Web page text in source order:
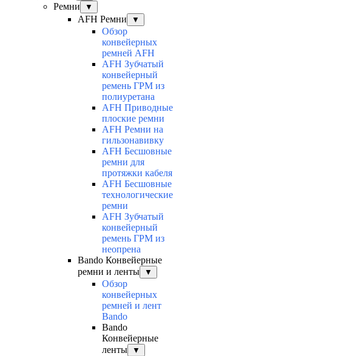
Ремни ▼
AFH Ремни ▼
Обзор
конвейерных
ремней AFH
AFH Зубчатый
конвейерный
ремень ГРМ из
полиуретана
AFH Приводные
плоские ремни
AFH Ремни на
гильзонавивку
AFH Бесшовные
ремни для
протяжки кабеля
AFH Бесшовные
технологические
ремни
AFH Зубчатый
конвейерный
ремень ГРМ из
неопрена
Bando Конвейерные
ремни и ленты
▼
Обзор
конвейерных
ремней и лент
Bando
Bando
Конвейерные
ленты
▼